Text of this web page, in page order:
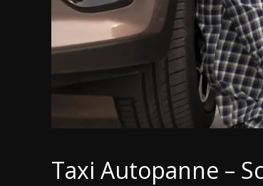
Taxi Autopanne –